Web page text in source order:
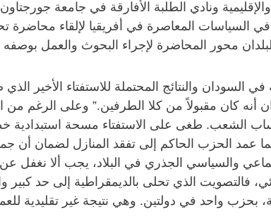
السياسات المعاصرة في أفريقيا لإلقاء محاضرة
محور المحاضرة لإجراء البحوث والعمل بوصفه
السودان والنتائج المحتملة للاستفتاء الأخير
أنه كان مقبولاً من كلا الطرفين.” وعلى الرغم من
الشعب. طغى على الاستفتاء مسحة استبدادية
عمد الحزب الحاكم إلى تفقد المنازل لضمان أن
والسياسي الجذري في البلاد، يجب ألا نغفل
فالتصويت الذي تحلى بالديمقراطية إلى حد
واحد في دولتين. وهي نتيجة غير تقليدية